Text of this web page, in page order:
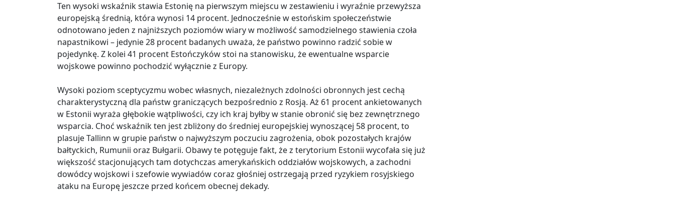
Ten wysoki wskaźnik stawia Estonię na pierwszym miejscu w zestawieniu i wyraźnie przewyższa
europejską średnią, która wynosi 14 procent. Jednocześnie w estońskim społeczeństwie
odnotowano jeden z najniższych poziomów wiary w możliwość samodzielnego stawienia czoła
napastnikowi – jedynie 28 procent badanych uważa, że państwo powinno radzić sobie w
pojedynkę. Z kolei 41 procent Estończyków stoi na stanowisku, że ewentualne wsparcie
wojskowe powinno pochodzić wyłącznie z Europy.
Wysoki poziom sceptycyzmu wobec własnych, niezależnych zdolności obronnych jest cechą
charakterystyczną dla państw graniczących bezpośrednio z Rosją. Aż 61 procent ankietowanych
w Estonii wyraża głębokie wątpliwości, czy ich kraj byłby w stanie obronić się bez zewnętrznego
wsparcia. Choć wskaźnik ten jest zbliżony do średniej europejskiej wynoszącej 58 procent, to
plasuje Tallinn w grupie państw o najwyższym poczuciu zagrożenia, obok pozostałych krajów
bałtyckich, Rumunii oraz Bułgarii. Obawy te potęguje fakt, że z terytorium Estonii wycofała się już
większość stacjonujących tam dotychczas amerykańskich oddziałów wojskowych, a zachodni
dowódcy wojskowi i szefowie wywiadów coraz głośniej ostrzegają przed ryzykiem rosyjskiego
ataku na Europę jeszcze przed końcem obecnej dekady.